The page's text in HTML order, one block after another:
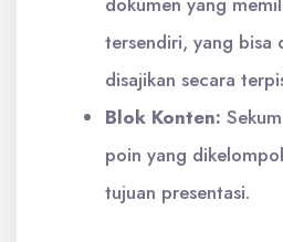
tersendiri, yang bisa
disajikan secara
Blok Konten:
poin yang
tujuan presentasi.